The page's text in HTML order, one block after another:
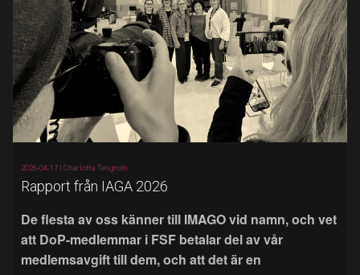
2026-04-17 | Charlotta Tengroth
Rapport från IAGA 2026
De flesta av oss känner till IMAGO vid namn, och vet
att DoP-medlemmar i FSF betalar del av vår
medlemsavgift till dem, och att det är en